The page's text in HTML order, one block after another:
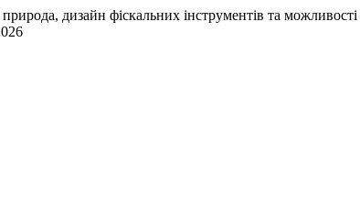
дизайн фіскальних інструментів та